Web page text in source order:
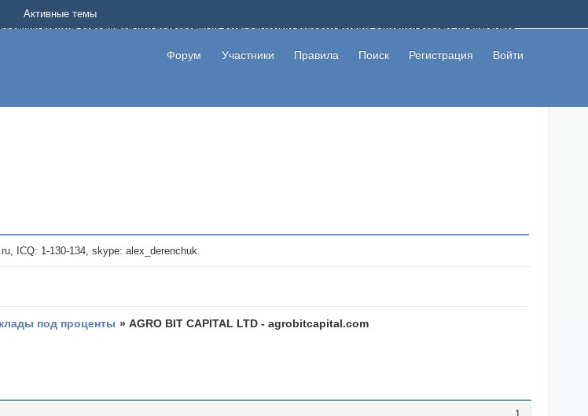
вариант дополнительной подработки на дому с высоким доходом помимо основной работы, не вкладывая
в теме что это лохотрон, чтобы другие пользователи не попались на развод. Вы сможете начать зарабатывать
со своими пригласительными ссылками и первая прибыль не заставит себя долго ждать.
Форум Участники Правила Поиск Регистрация Войти
Активные темы
1-130-134, skype: alex_derenchuk.
под проценты »AGRO BIT CAPITAL LTD - agrobitcapital.com